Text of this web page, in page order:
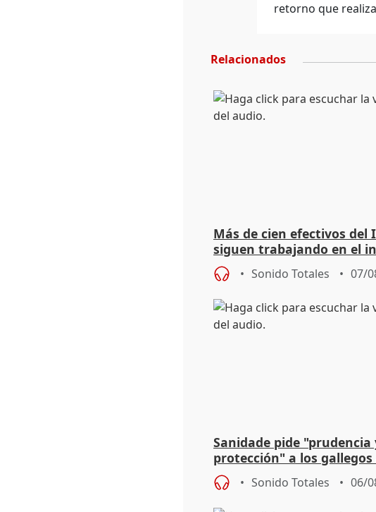
retorno que
Relacionados
Más de cien efectivos del
siguen trabajando en el
Niebla (Huelva)
Sonido Totales 07/
Sanidade pide "prudencia
protección" a los
eclipse del 12 de agosto
Sonido Totales 06/